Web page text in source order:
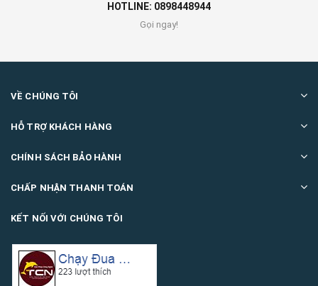
HOTLINE: 0898448944
Gọi ngay!
VỀ CHÚNG TÔI
HỖ TRỢ KHÁCH HÀNG
CHÍNH SÁCH BẢO HÀNH
CHẤP NHẬN THANH TOÁN
KẾT NỐI VỚI CHÚNG TÔI